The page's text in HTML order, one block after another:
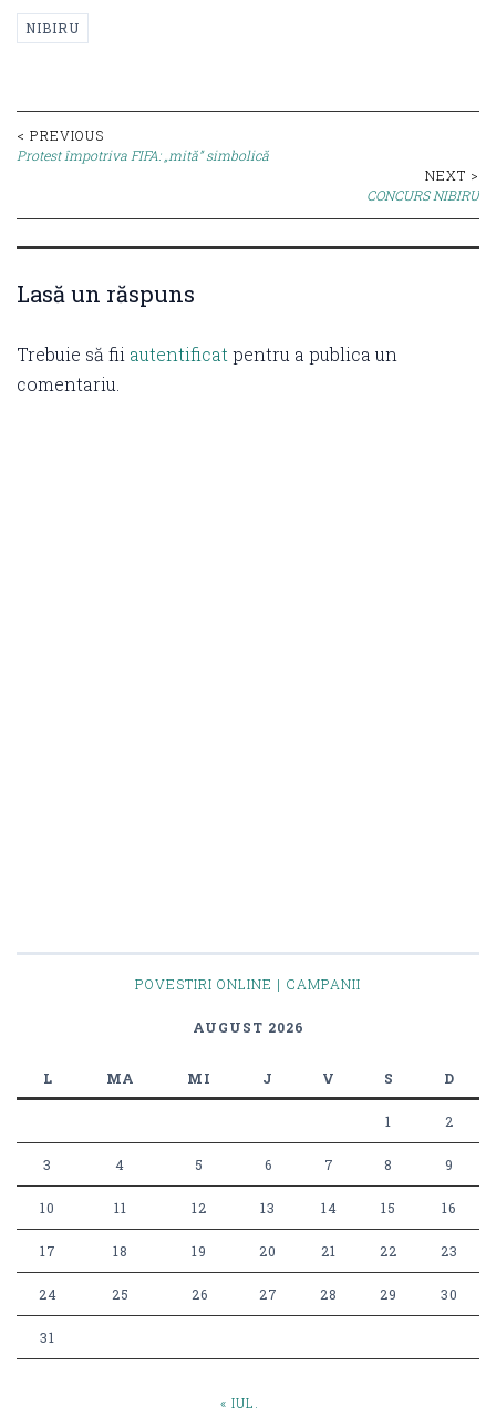
NIBIRU
Post
< PREVIOUS
Protest împotriva FIFA: „mită” simbolică
NEXT >
CONCURS NIBIRU
Lasă un răspuns
Trebuie să fii autentificat pentru a publica un
comentariu.
POVESTIRI ONLINE | CAMPANII
AUGUST 2026
L MA MI J V S D
1 2
3 4 5 6 7 8 9
10 11 12 13 14 15 16
17 18 19 20 21 22 23
24 25 26 27 28 29 30
31
« IUL.